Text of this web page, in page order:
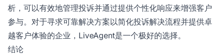
析，可以有效地管理投诉并通过提供个性化响应来增强客户
参与。对于寻求可靠解决方案以简化投诉解决流程并提供卓
越客户体验的企业，LiveAgent是一个极好的选择。
结论